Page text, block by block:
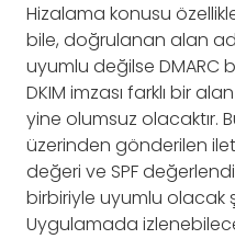
Hizalama konusu
bile, doğrulanan alan
uyumlu değilse DMARC
DKIM imzası farklı bir
yine olumsuz olacaktır.
üzerinden gönderilen
değeri ve SPF
birbiriyle uyumlu olacak
Uygulamada